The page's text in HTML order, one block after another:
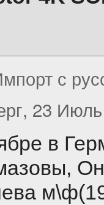
с
23
в